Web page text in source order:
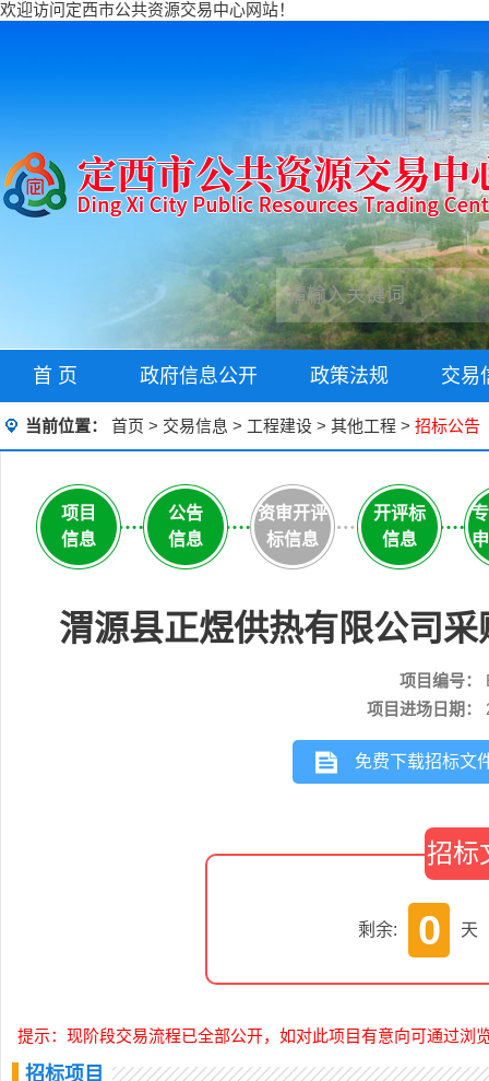
欢迎访问定西市公共资源交易中心网站！
首 页 政府信息公开 政策法规 交易
当前位置： 首页 > 交易信息 > 工程建设 > 其他工程 > 招标公告
项目
信息
公告
信息
资审开评
标信息
开评标
信息
渭源县正煜供热有限公司
项目编号：
项目进场日期：
免费下载招标文
招标
剩余: 0 天
提示：现阶段交易流程已全部公开，如对此项目有意向可通过浏
招标项目